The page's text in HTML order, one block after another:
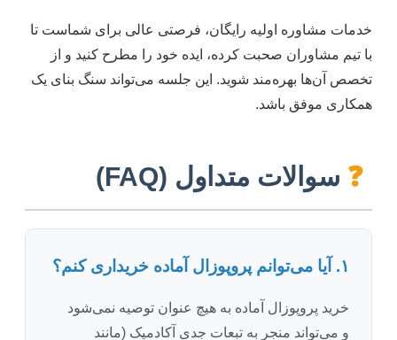
خدمات مشاوره اولیه رایگان، فرصتی عالی برای شماست تا
با تیم مشاوران صحبت کرده، ایده خود را مطرح کنید و از
تخصص آن‌ها بهره‌مند شوید. این جلسه می‌تواند سنگ بنای یک
همکاری موفق باشد.
❓ سوالات متداول (FAQ)
۱. آیا می‌توانم پروپوزال آماده خریداری کنم؟
خرید پروپوزال آماده به هیچ عنوان توصیه نمی‌شود
و می‌تواند منجر به تبعات جدی آکادمیک (مانند